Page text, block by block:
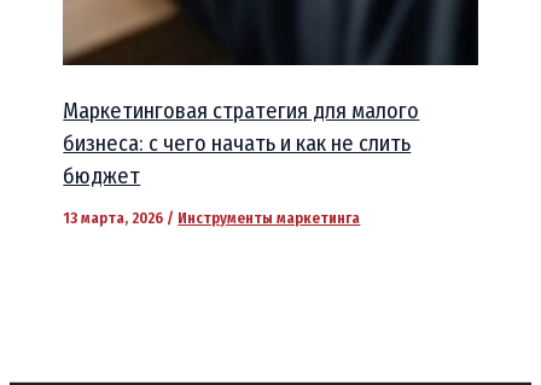
Маркетинговая стратегия для малого
бизнеса: с чего начать и как не слить
бюджет
13 марта, 2026 / Инструменты маркетинга